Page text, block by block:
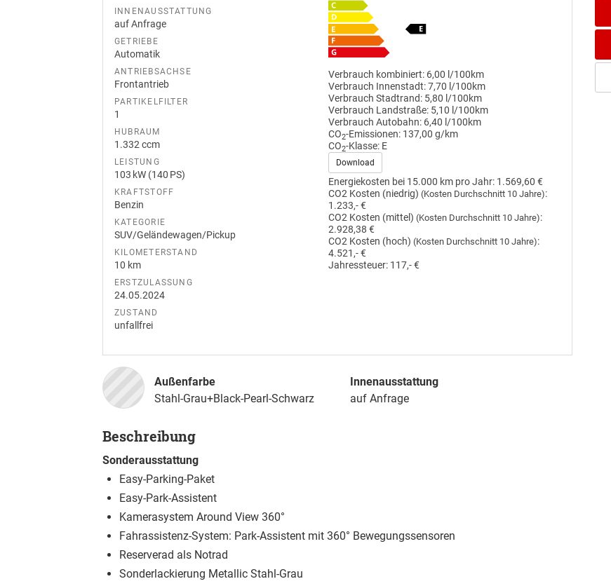
INNENAUSSTATTUNG
auf Anfrage
GETRIEBE
Automatik
ANTRIEBSACHSE
Frontantrieb
PARTIKELFILTER
1
HUBRAUM
1.332 ccm
LEISTUNG
103 kW (140 PS)
KRAFTSTOFF
Benzin
KATEGORIE
SUV/Geländewagen/Pickup
KILOMETERSTAND
10 km
ERSTZULASSUNG
24.05.2024
ZUSTAND
unfallfrei
Verbrauch kombiniert: 6,00 l/100km
Verbrauch Innenstadt:7,70 l/100km
Verbrauch Stadtrand: 5,80 l/100km
Verbrauch Landstraße: 5,10 l/100km
Verbrauch Autobahn: 6,40 l/100km
CO2-Emissionen: 137,00 g/km
CO2-Klasse: E
Download
Energiekosten bei 15.000 km pro Jahr: 1.569,60 €
CO2 Kosten (niedrig)(Kosten Durchschnitt 10 Jahre):
1.233,- €
CO2 Kosten (mittel)(Kosten Durchschnitt 10 Jahre):
2.928,38 €
CO2 Kosten (hoch)(Kosten Durchschnitt 10 Jahre):
4.521,- €
Jahressteuer: 117,- €
Außenfarbe
Stahl-Grau+Black-Pearl-Schwarz
Innenausstattung
auf Anfrage
Beschreibung
Sonderausstattung
Easy-Parking-Paket
Easy-Park-Assistent
Kamerasystem Around View 360°
Fahrassistenz-System: Park-Assistent mit 360° Bewegungssensoren
Reserverad als Notrad
Sonderlackierung Metallic Stahl-Grau